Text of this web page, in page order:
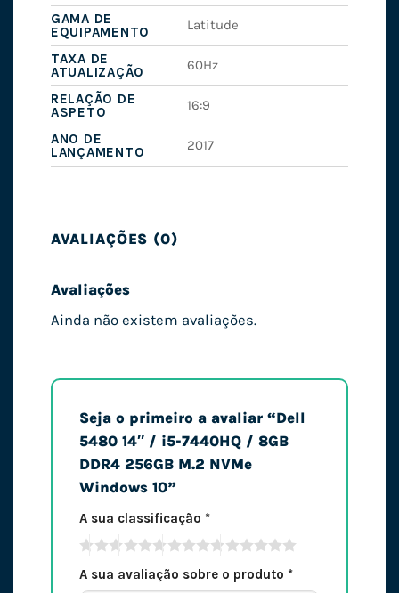
GAMA DE
EQUIPAMENTO
Latitude
TAXA DE
ATUALIZAÇÃO
60Hz
RELAÇÃO DE
ASPETO
16:9
ANO DE
LANÇAMENTO
2017
AVALIAÇÕES (0)
Avaliações
Ainda não existem avaliações.
Seja o primeiro a avaliar “Dell
5480 14″ / i5-7440HQ / 8GB
DDR4 256GB M.2 NVMe
Windows 10”
A sua classificação *
A sua avaliação sobre o produto *